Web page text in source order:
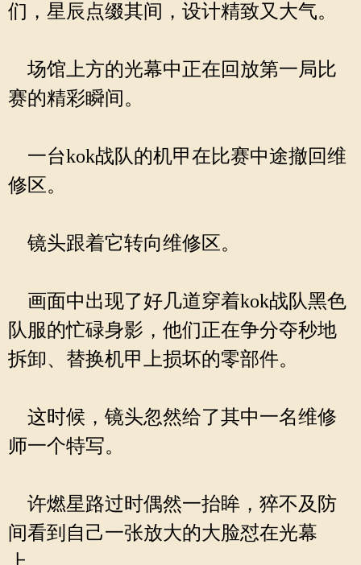
们，星辰点缀其间，设计精致又大气。
场馆上方的光幕中正在回放第一局比
赛的精彩瞬间。
一台kok战队的机甲在比赛中途撤回维
修区。
镜头跟着它转向维修区。
画面中出现了好几道穿着kok战队黑色
队服的忙碌身影，他们正在争分夺秒地
拆卸、替换机甲上损坏的零部件。
这时候，镜头忽然给了其中一名维修
师一个特写。
许燃星路过时偶然一抬眸，猝不及防
间看到自己一张放大的大脸怼在光幕